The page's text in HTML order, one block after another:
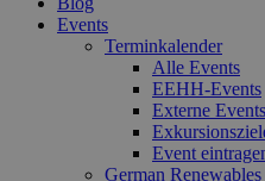
Events
Terminkalender
Alle Events
EEHH-Events
Externe Events
Event
German